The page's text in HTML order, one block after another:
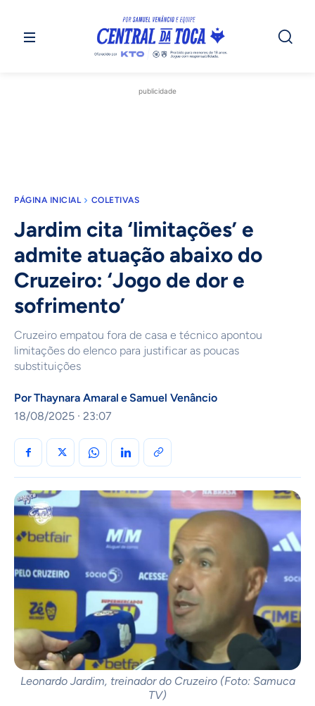
publicidade
PÁGINA INICIAL COLETIVAS
Jardim cita ‘limitações’ e
admite atuação abaixo do
Cruzeiro: ‘Jogo de dor e
sofrimento’
Cruzeiro empatou fora de casa e técnico apontou
limitações do elenco para justificar as poucas
substituições
PorThaynara Amaral e Samuel Venâncio
18/08/2025 · 23:07
Leonardo Jardim, treinador do Cruzeiro (Foto: Samuca
TV)